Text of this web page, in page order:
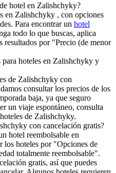
hotel en Zalishchyky?
en Zalishchyky , con opciones
Para encontrar un hotel
todo lo que buscas, aplica
resultados por "Precio (de menor
para hoteles en Zalishchyky y
de Zalishchyky con
consultar los precios de los
baja, ya que seguro
un viaje espontáneo, consulta
de Zalishchyky.
con cancelación gratis?
hotel reembolsable en
los hoteles por "Opciones de
totalmente reembolsable".
gratis, así que puedes